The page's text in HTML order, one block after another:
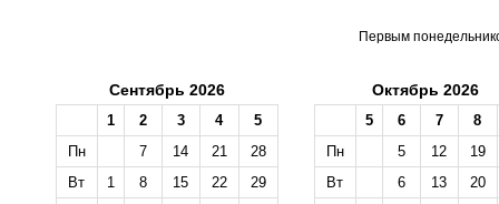
Первым
Сентябрь 2026
1 2 3 4
5
Пн
7 14 21
28
Вт
1 8 15 22
29
Октябрь 2026
5 6 7
8
Пн
5 12
19
Вт
6 13
20